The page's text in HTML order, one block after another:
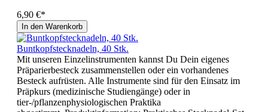
6,90 €*
In den Warenkorb
Buntkopfstecknadeln, 40 Stk.
Mit unseren Einzelinstrumenten kannst Du Dein eigenes
Präparierbesteck zusammenstellen oder ein vorhandenes
Besteck aufrüsten. Alle Instrumente sind für den Einsatz im
Präpkurs (medizinische Studiengänge) oder in
tier-/pflanzenphysiologischen Praktika